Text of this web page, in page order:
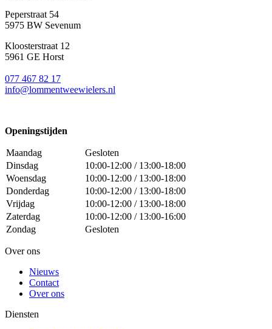
Peperstraat 54
5975 BW Sevenum
Kloosterstraat 12
5961 GE Horst
077 467 82 17
info@lommentweewielers.nl
Openingstijden
Maandag
Gesloten
Dinsdag
10:00-12:00 / 13:00-18:00
Woensdag
10:00-12:00 / 13:00-18:00
Donderdag
10:00-12:00 / 13:00-18:00
Vrijdag
10:00-12:00 / 13:00-18:00
Zaterdag
10:00-12:00 / 13:00-16:00
Zondag
Gesloten
Over ons
Nieuws
Contact
Over ons
Diensten